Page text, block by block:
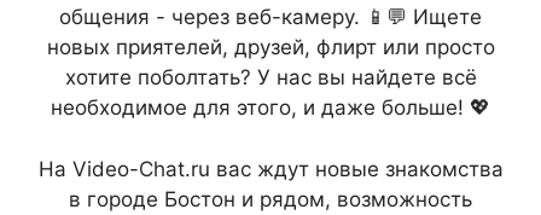
общения - через веб-камеру. 📱💬 Ищете
новых приятелей, друзей, флирт или просто
хотите поболтать? У нас вы найдете всё
необходимое для этого, и даже больше! 💖
На Video-Chat.ru вас ждут новые знакомства
в городе Бостон и рядом, возможность